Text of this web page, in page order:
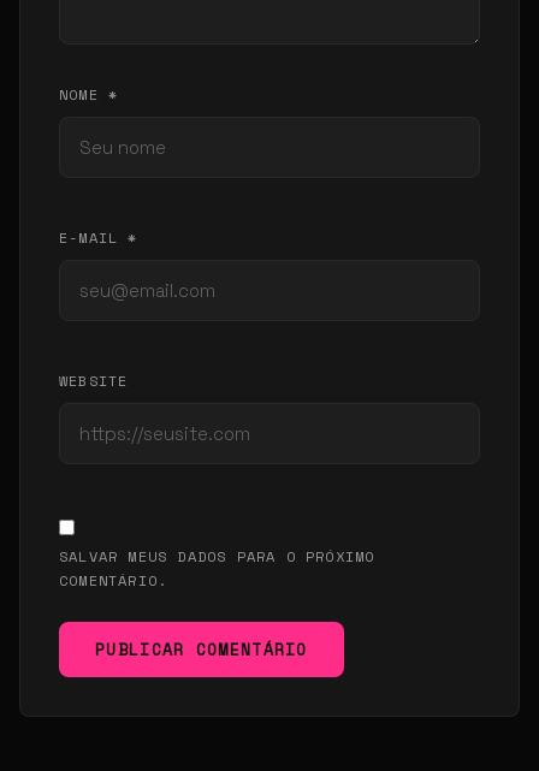
NOME *
E-MAIL *
WEBSITE
SALVAR MEUS DADOS PARA O PRÓXIMO
COMENTÁRIO.
PUBLICAR COMENTÁRIO